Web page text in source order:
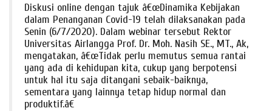
Diskusi online dengan tajuk â€œDinamika Kebijakan
dalam Penanganan Covid-19 telah dilaksanakan pada
Senin (6/7/2020). Dalam webinar tersebut Rektor
Universitas Airlangga Prof. Dr. Moh. Nasih SE., MT., Ak,
mengatakan, â€œTidak perlu memutus semua rantai
yang ada di kehidupan kita, cukup yang berpotensi
untuk hal itu saja ditangani sebaik-baiknya,
sementara yang lainnya tetap hidup normal dan
produktif.â€